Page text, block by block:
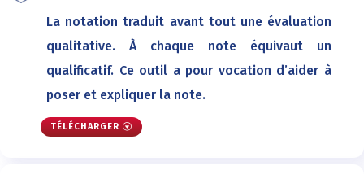
La notation traduit avant tout une évaluation
qualitative. À chaque note équivaut un
qualificatif. Ce outil a pour vocation d’aider à
poser et expliquer la note.
TÉLÉCHARGER